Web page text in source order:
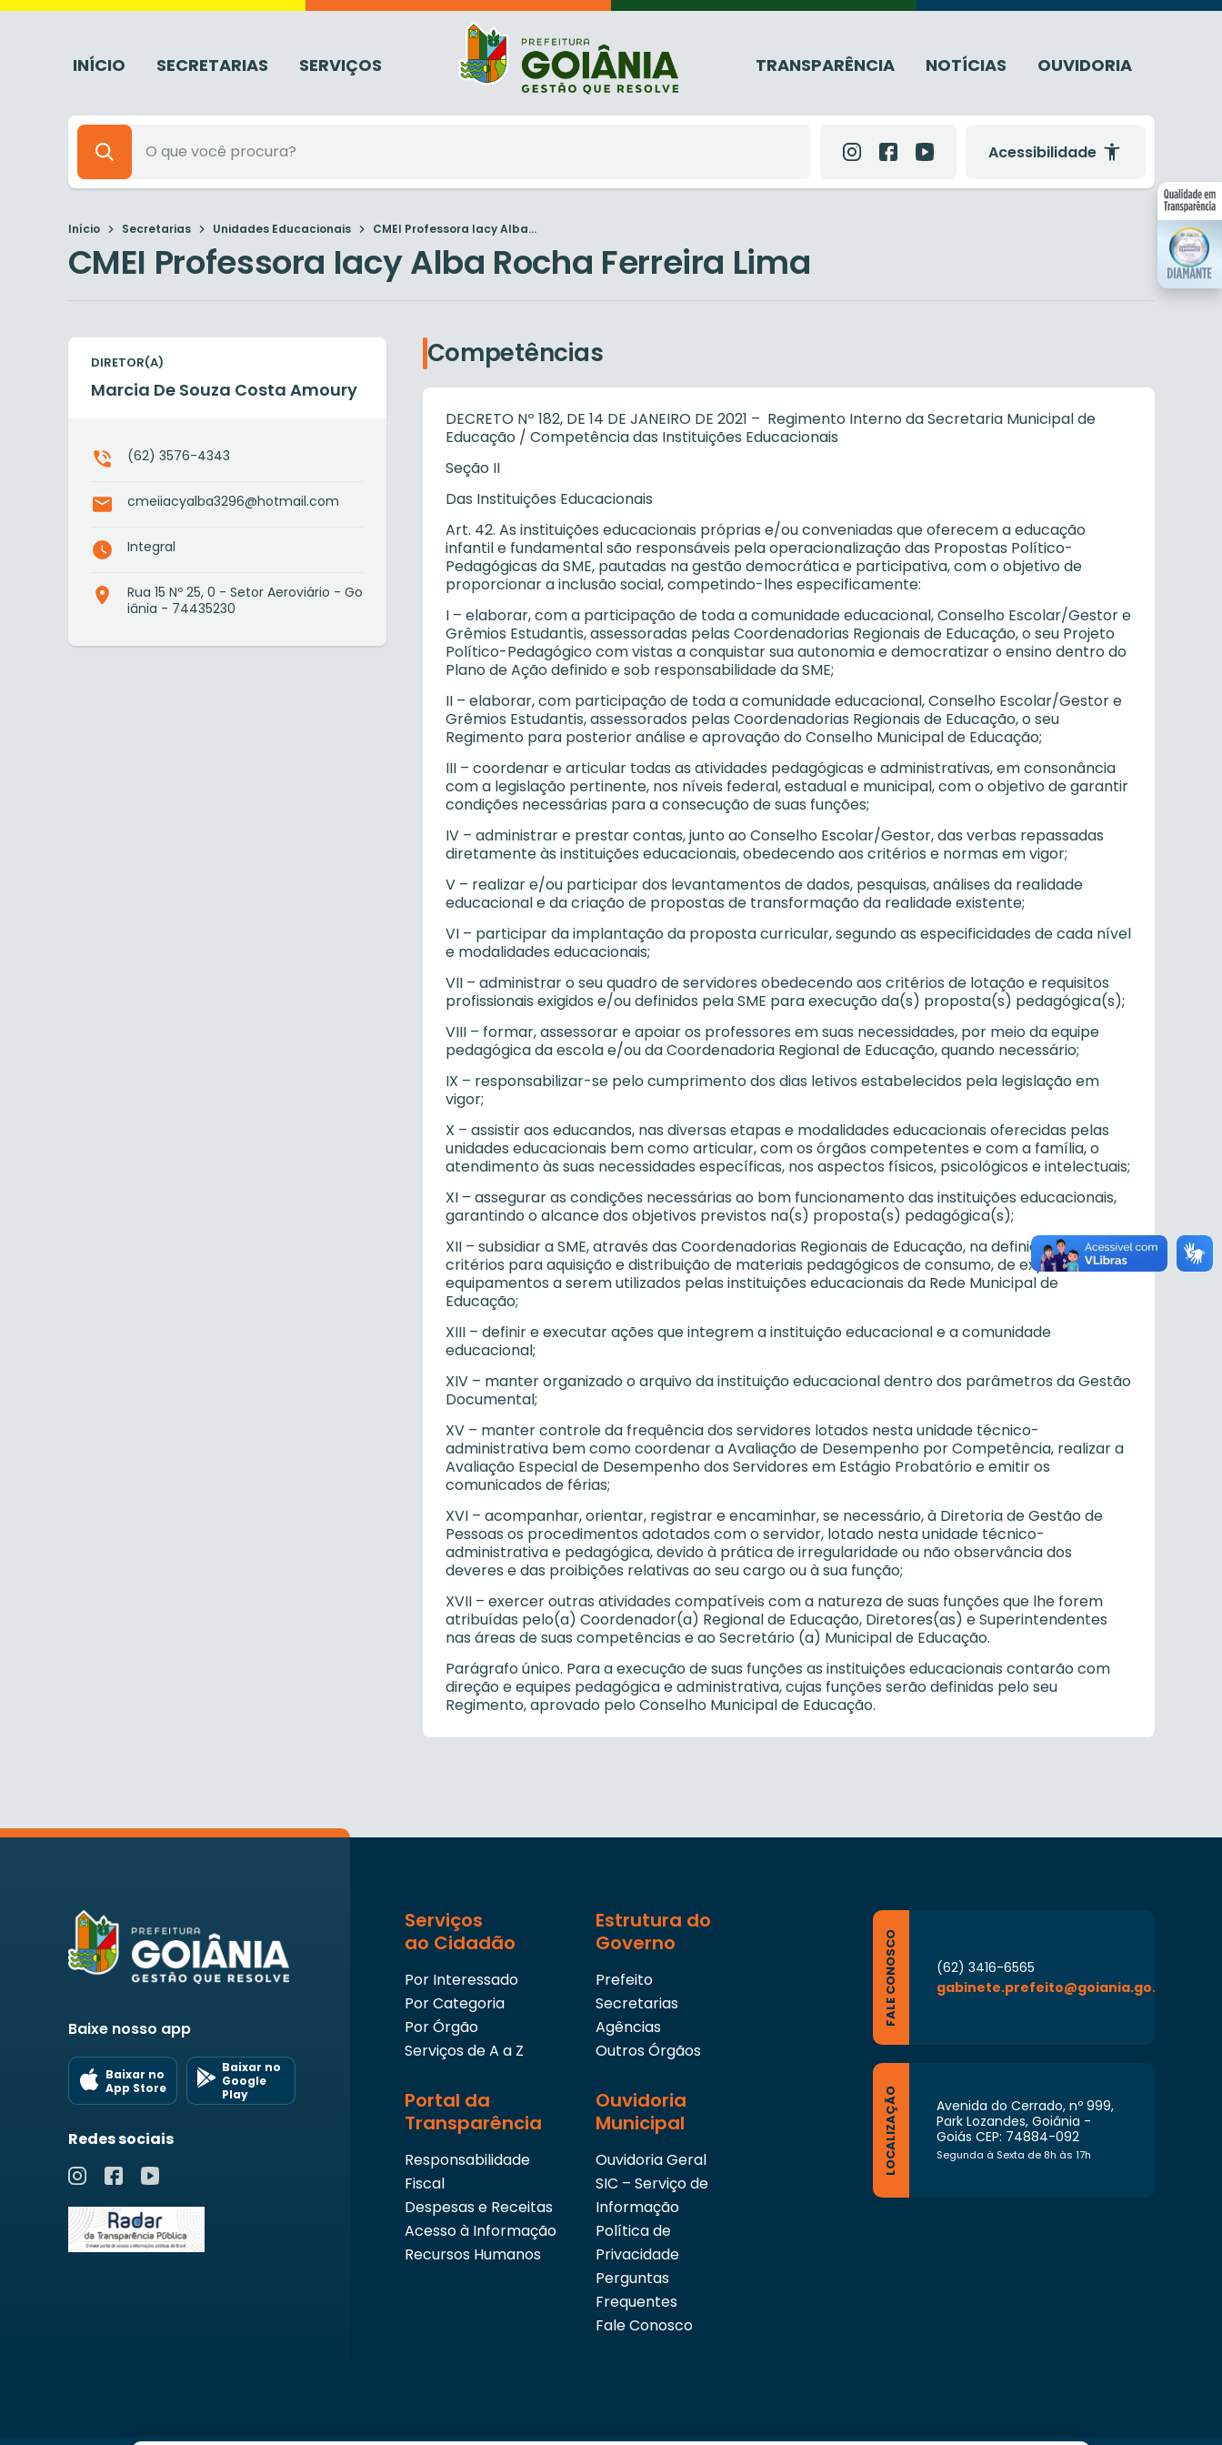
INÍCIO SECRETARIAS SERVIÇOS TRANSPARÊNCIA NOTÍCIAS OUVIDORIA
Acessibilidade
Início Secretarias Unidades Educacionais CMEI Professora Iacy Alba...
CMEI Professora Iacy Alba Rocha Ferreira Lima
DIRETOR(A)
Marcia De Souza Costa Amoury
(62) 3576-4343
cmeiiacyalba3296@hotmail.com
Integral
Rua 15 Nº 25, 0 - Setor Aeroviário - Go
iânia - 74435230
Competências
DECRETO Nº 182, DE 14 DE JANEIRO DE 2021 – Regimento Interno da Secretaria Municipal de
Educação / Competência das Instituições Educacionais
Seção II
Das Instituições Educacionais
Art. 42. As instituições educacionais próprias e/ou conveniadas que oferecem a educação
infantil e fundamental são responsáveis pela operacionalização das Propostas Político-
Pedagógicas da SME, pautadas na gestão democrática e participativa, com o objetivo de
proporcionar a inclusão social, competindo-lhes especificamente:
I – elaborar, com a participação de toda a comunidade educacional, Conselho Escolar/Gestor e
Grêmios Estudantis, assessoradas pelas Coordenadorias Regionais de Educação, o seu Projeto
Político-Pedagógico com vistas a conquistar sua autonomia e democratizar o ensino dentro do
Plano de Ação definido e sob responsabilidade da SME;
II – elaborar, com participação de toda a comunidade educacional, Conselho Escolar/Gestor e
Grêmios Estudantis, assessorados pelas Coordenadorias Regionais de Educação, o seu
Regimento para posterior análise e aprovação do Conselho Municipal de Educação;
III – coordenar e articular todas as atividades pedagógicas e administrativas, em consonância
com a legislação pertinente, nos níveis federal, estadual e municipal, com o objetivo de garantir
condições necessárias para a consecução de suas funções;
IV – administrar e prestar contas, junto ao Conselho Escolar/Gestor, das verbas repassadas
diretamente às instituições educacionais, obedecendo aos critérios e normas em vigor;
V – realizar e/ou participar dos levantamentos de dados, pesquisas, análises da realidade
educacional e da criação de propostas de transformação da realidade existente;
VI – participar da implantação da proposta curricular, segundo as especificidades de cada nível
e modalidades educacionais;
VII – administrar o seu quadro de servidores obedecendo aos critérios de lotação e requisitos
profissionais exigidos e/ou definidos pela SME para execução da(s) proposta(s) pedagógica(s);
VIII – formar, assessorar e apoiar os professores em suas necessidades, por meio da equipe
pedagógica da escola e/ou da Coordenadoria Regional de Educação, quando necessário;
IX – responsabilizar-se pelo cumprimento dos dias letivos estabelecidos pela legislação em
vigor;
X – assistir aos educandos, nas diversas etapas e modalidades educacionais oferecidas pelas
unidades educacionais bem como articular, com os órgãos competentes e com a família, o
atendimento às suas necessidades específicas, nos aspectos físicos, psicológicos e intelectuais;
XI – assegurar as condições necessárias ao bom funcionamento das instituições educacionais,
garantindo o alcance dos objetivos previstos na(s) proposta(s) pedagógica(s);
XII – subsidiar a SME, através das Coordenadorias Regionais de Educação, na definição de
critérios para aquisição e distribuição de materiais pedagógicos de consumo, de expediente e
equipamentos a serem utilizados pelas instituições educacionais da Rede Municipal de
Educação;
XIII – definir e executar ações que integrem a instituição educacional e a comunidade
educacional;
XIV – manter organizado o arquivo da instituição educacional dentro dos parâmetros da Gestão
Documental;
XV – manter controle da frequência dos servidores lotados nesta unidade técnico-
administrativa bem como coordenar a Avaliação de Desempenho por Competência, realizar a
Avaliação Especial de Desempenho dos Servidores em Estágio Probatório e emitir os
comunicados de férias;
XVI – acompanhar, orientar, registrar e encaminhar, se necessário, à Diretoria de Gestão de
Pessoas os procedimentos adotados com o servidor, lotado nesta unidade técnico-
administrativa e pedagógica, devido à prática de irregularidade ou não observância dos
deveres e das proibições relativas ao seu cargo ou à sua função;
XVII – exercer outras atividades compatíveis com a natureza de suas funções que lhe forem
atribuídas pelo(a) Coordenador(a) Regional de Educação, Diretores(as) e Superintendentes
nas áreas de suas competências e ao Secretário (a) Municipal de Educação.
Parágrafo único. Para a execução de suas funções as instituições educacionais contarão com
direção e equipes pedagógica e administrativa, cujas funções serão definidas pelo seu
Regimento, aprovado pelo Conselho Municipal de Educação.
Baixe nosso app
Baixar no
App Store
Baixar no
Google
Play
Redes sociais
Serviços
ao Cidadão
Por Interessado
Por Categoria
Por Órgão
Serviços de A a Z
Estrutura do
Governo
Prefeito
Secretarias
Agências
Outros Órgãos
Portal da
Transparência
Responsabilidade
Fiscal
Despesas e Receitas
Acesso à Informação
Recursos Humanos
Ouvidoria
Municipal
Ouvidoria Geral
SIC – Serviço de
Informação
Política de
Privacidade
Perguntas
Frequentes
Fale Conosco
FALE CONOSCO
(62) 3416-6565
gabinete.prefeito@goiania.go.gov.br
LOCALIZAÇÃO
Avenida do Cerrado, nº 999,
Park Lozandes, Goiânia -
Goiás CEP: 74884-092
Segunda à Sexta de 8h às 17h